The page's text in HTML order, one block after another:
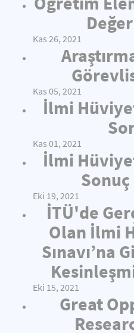
Kas 26, 2021
Kas 05, 2021
İlmi
Kas 01, 2021
İlmi
Eki 19, 2021
İTÜ'de
Olan İlmi
Sınavı’na
Eki 15, 2021
Great